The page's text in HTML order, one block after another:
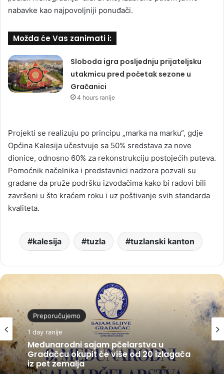
nabavke kao najpovoljniji ponuđači.
Možda će Vas zanimati i:
Sloboda igra posljednju prijateljsku
utakmicu pred početak sezone u
Gračanici
4 hours ranije
Projekti se realizuju po principu „marka na marku“, gdje
Općina Kalesija učestvuje sa 50% sredstava za nove
dionice, odnosno 60% za rekonstrukciju postojećih puteva.
Pomoćnik načelnika i predstavnici nadzora pozvali su
građane da pruže podršku izvođačima kako bi radovi bili
završeni u što kraćem roku i uz poštivanje svih standarda
kvaliteta.
kalesija tuzla tuzlanski kanton
Preporučujemo
1 day ranije
Međunarodni sajam pčelarstva u
Gradačcu okupit će više od 20 izlagača
iz pet zemalja